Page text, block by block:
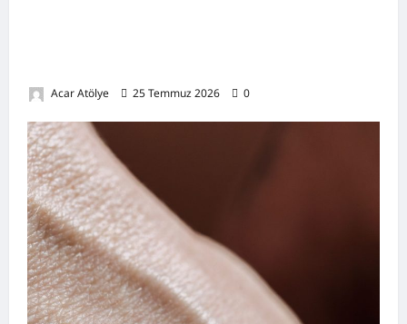
Acar Atölye 25 Temmuz 2026 0